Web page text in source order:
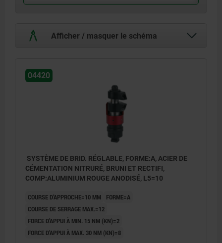
Afficher / masquer le schéma
04420
SYSTÈME DE BRID. RÉGLABLE, FORME:A, ACIER DE
CÉMENTATION NITRURÉ, BRUNI ET RECTIFI,
COMP:ALUMINIUM ROUGE ANODISÉ, L5=10
COURSE D’APPROCHE=10 MM
FORME=A
COURSE DE SERRAGE MAX.=12
FORCE D’APPUI À MIN. 15 NM (KN)=2
FORCE D’APPUI À MAX. 30 NM (KN)=8